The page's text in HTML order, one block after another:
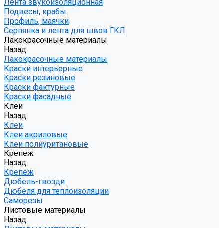
Лента звукоизоляционная
Подвесы, крабы
Профиль, маячки
Серпянка и лента для швов ГКЛ
Лакокрасочные материалы
Назад
Лакокрасочные материалы
Краски интерьерные
Краски резиновые
Краски фактурные
Краски фасадные
Клеи
Назад
Клеи
Клеи акриловые
Клеи полиуритановые
Крепеж
Назад
Крепеж
Дюбель-гвозди
Дюбеля для теплоизоляции
Саморезы
Листовые материалы
Назад